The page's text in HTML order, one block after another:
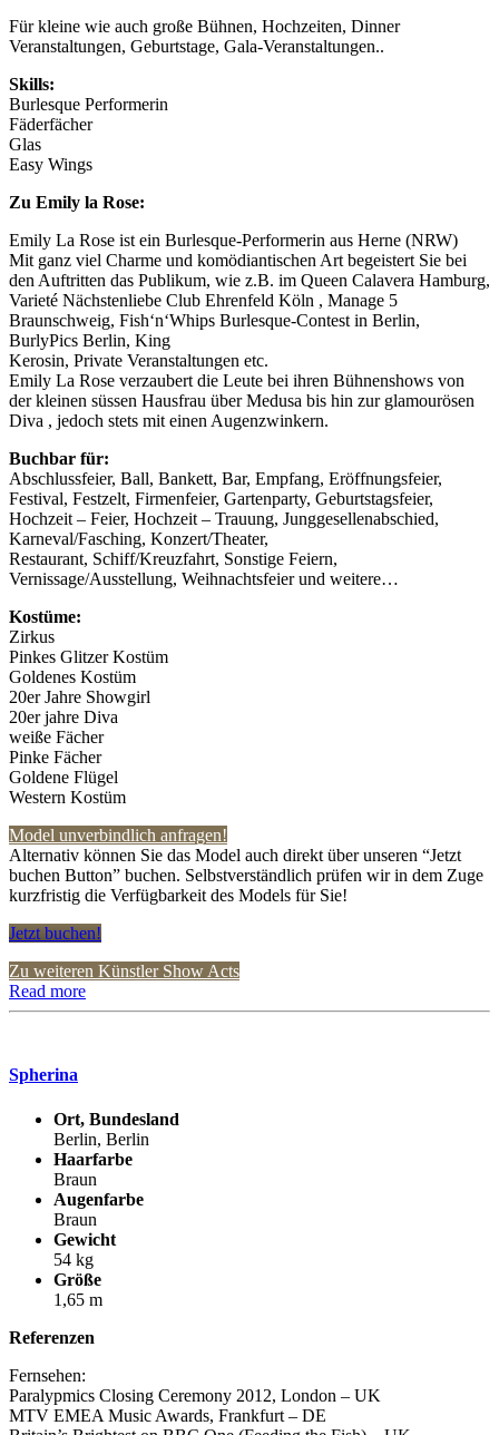
Für kleine wie auch große Bühnen, Hochzeiten, Dinner
Veranstaltungen, Geburtstage, Gala-Veranstaltungen..
Skills:
Burlesque Performerin
Fäderfächer
Glas
Easy Wings
Zu Emily la Rose:
Emily La Rose ist ein Burlesque-Performerin aus Herne (NRW)
Mit ganz viel Charme und komödiantischen Art begeistert Sie bei
den Auftritten das Publikum, wie z.B. im Queen Calavera Hamburg,
Varieté Nächstenliebe Club Ehrenfeld Köln , Manage 5
Braunschweig, Fish‘n‘Whips Burlesque-Contest in Berlin,
BurlyPics Berlin, King
Kerosin, Private Veranstaltungen etc.
Emily La Rose verzaubert die Leute bei ihren Bühnenshows von
der kleinen süssen Hausfrau über Medusa bis hin zur glamourösen
Diva , jedoch stets mit einen Augenzwinkern.
Buchbar für:
Abschlussfeier, Ball, Bankett, Bar, Empfang, Eröffnungsfeier,
Festival, Festzelt, Firmenfeier, Gartenparty, Geburtstagsfeier,
Hochzeit – Feier, Hochzeit – Trauung, Junggesellenabschied,
Karneval/Fasching, Konzert/Theater,
Restaurant, Schiff/Kreuzfahrt, Sonstige Feiern,
Vernissage/Ausstellung, Weihnachtsfeier und weitere…
Kostüme:
Zirkus
Pinkes Glitzer Kostüm
Goldenes Kostüm
20er Jahre Showgirl
20er jahre Diva
weiße Fächer
Pinke Fächer
Goldene Flügel
Western Kostüm
Model unverbindlich anfragen!
Alternativ können Sie das Model auch direkt über unseren “Jetzt
buchen Button” buchen. Selbstverständlich prüfen wir in dem Zuge
kurzfristig die Verfügbarkeit des Models für Sie!
Jetzt buchen!
Zu weiteren Künstler Show Acts
Read more
Spherina
Ort, Bundesland
Berlin, Berlin
Haarfarbe
Braun
Augenfarbe
Braun
Gewicht
54 kg
Größe
1,65 m
Referenzen
Fernsehen:
Paralypmics Closing Ceremony 2012, London – UK
MTV EMEA Music Awards, Frankfurt – DE